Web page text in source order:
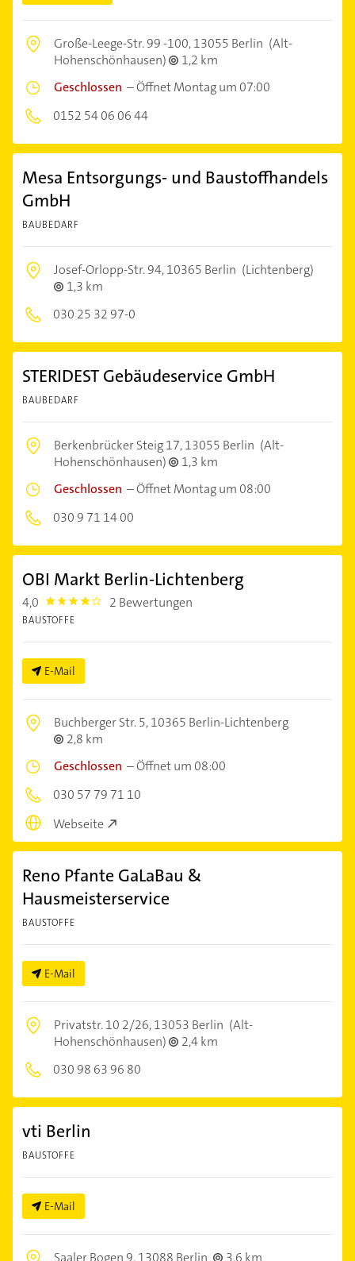
Große-Leege-Str. 99 -100,13055 Berlin (Alt-
Hohenschönhausen)
1,2 km
Geschlossen –Öffnet Montag um 07:00
0152 54 06 06 44
Mesa Entsorgungs- und Baustoffhandels
GmbH
BAUBEDARF
Josef-Orlopp-Str. 94,10365 Berlin (Lichtenberg)
1,3 km
030 25 32 97-0
STERIDEST Gebäudeservice GmbH
BAUBEDARF
Berkenbrücker Steig 17,13055 Berlin (Alt-
Hohenschönhausen)
1,3 km
Geschlossen –Öffnet Montag um 08:00
030 9 71 14 00
OBI Markt Berlin-Lichtenberg
4,0 4.0 2 Bewertungen
BAUSTOFFE
E-Mail
Buchberger Str. 5,10365 Berlin-Lichtenberg
2,8 km
Geschlossen –Öffnet um 08:00
030 57 79 71 10
Webseite
Reno Pfante GaLaBau &
Hausmeisterservice
BAUSTOFFE
E-Mail
Privatstr. 10 2/26,13053 Berlin (Alt-
Hohenschönhausen)
2,4 km
030 98 63 96 80
vti Berlin
BAUSTOFFE
E-Mail
Saaler Bogen 9, 13088 Berlin 3,6 km